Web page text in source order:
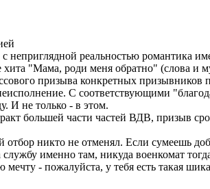
реальностью романтика
"Мама, роди меня обратно" (слова и
призыва конкретных
С соответствующими
И не только - в этом.
большей части частей ВДВ, призыв
отбор никто не отменял. Если сумеешь
именно там, никуда военкомат
- пожалуйста, у тебя есть такая